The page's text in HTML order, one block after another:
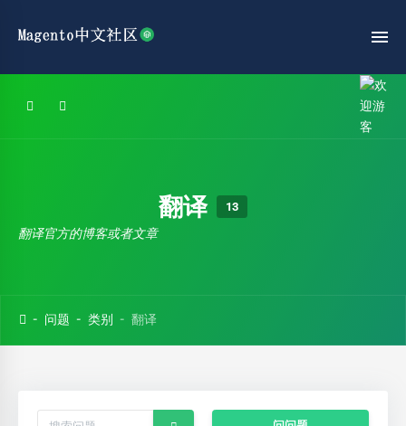
翻译 13
翻译官方的博客或者文章
问题 类别 翻译